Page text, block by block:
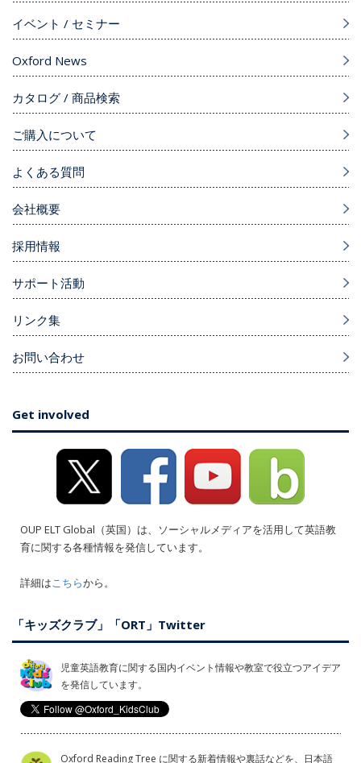
イベント / セミナー
Oxford News
カタログ / 商品検索
ご購入について
よくある質問
会社概要
採用情報
サポート活動
リンク集
お問い合わせ
Get involved
OUP ELT Global（英国）は、ソーシャルメディアを活用して英語教
育に関する各種情報を発信しています。
詳細はこちらから。
「キッズクラブ」「ORT」Twitter
児童英語教育に関する国内イベント情報や教室で役立つアイデア
を発信しています。
Oxford Reading Tree に関する新着情報や裏話などを、日本語